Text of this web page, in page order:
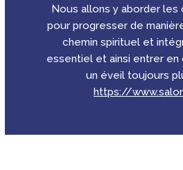
Nous allons y aborder
pour progresser de
chemin spirituel et
essentiel et ainsi entrer
un éveil toujours
https://